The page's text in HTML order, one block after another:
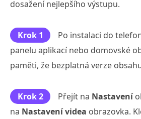
dosažení nejlepšího výstupu.
Krok 1
Po instalaci do
panelu aplikací nebo domovské
paměti, že bezplatná verze
Krok 2 Přejít na Nastavení
na Nastavení videa obrazovka.